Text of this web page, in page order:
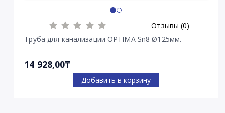
Отзывы (0)
Труба для канализации OPTIMA Sn8 Ø125мм.
14 928,00₸
Добавить в корзину